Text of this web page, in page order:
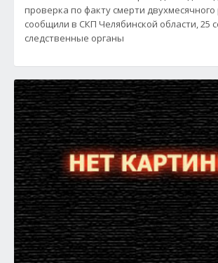
проверка по факту смерти
сообщили в СКП Челябинской области, 25
следственные органы